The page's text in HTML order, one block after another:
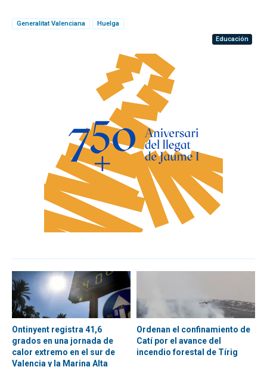
Generalitat Valenciana
Huelga
Educación
Ontinyent registra 41,6
grados en una jornada de
calor extremo en el sur de
Valencia y la Marina Alta
Ordenan el confinamiento de
Catí por el avance del
incendio forestal de Tírig